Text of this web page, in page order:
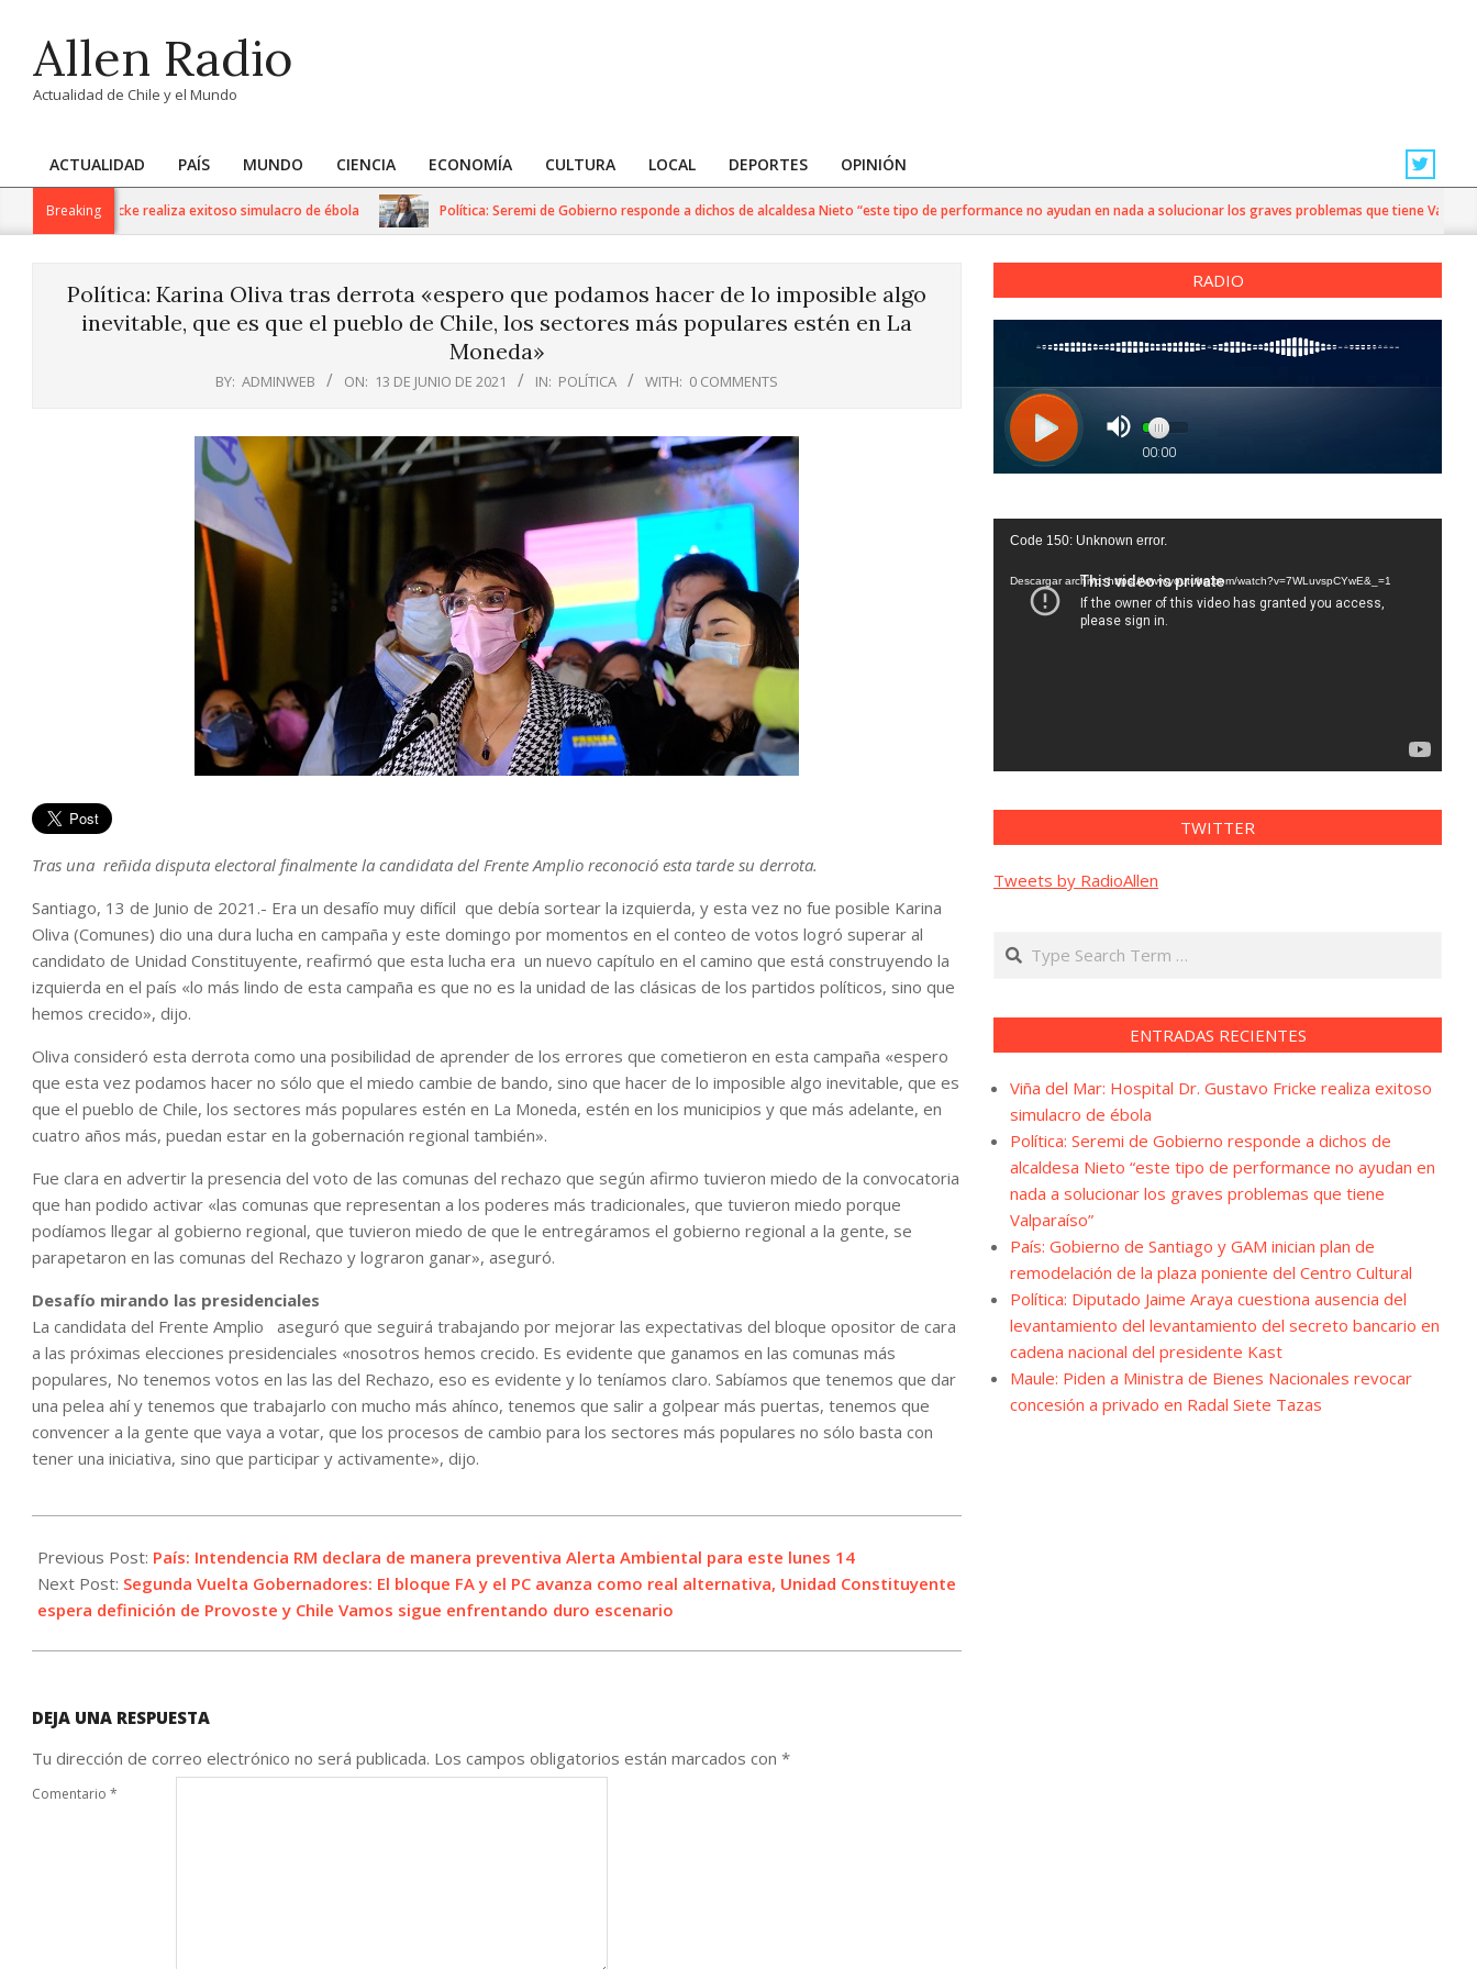
contentAllen Radio
Actualidad de Chile y el Mundo
Primary
Navigation
ACTUALIDAD PAÍS MUNDO CIENCIA ECONOMÍA CULTURA LOCAL DEPORTES OPINIÓN
Breaking
Gustavo Fricke realiza exitoso simulacro de ébola Política: Seremi de Gobierno responde a dichos de alcaldesa Nieto “este tipo de performance no ayudan en nada a solucionar los graves problemas que tiene Valparaíso”
Política: Karina Oliva tras derrota «espero que podamos hacer de lo imposible algo
inevitable, que es que el pueblo de Chile, los sectores más populares estén en La
Moneda»
BY: ADMINWEB ON: 13 DE JUNIO DE 2021 IN: POLÍTICA WITH: 0 COMMENTS
Tras una reñida disputa electoral finalmente la candidata del Frente Amplio reconoció esta tarde su derrota.
Santiago, 13 de Junio de 2021.- Era un desafío muy difícil que debía sortear la izquierda, y esta vez no fue posible Karina
Oliva (Comunes) dio una dura lucha en campaña y este domingo por momentos en el conteo de votos logró superar al
candidato de Unidad Constituyente, reafirmó que esta lucha era un nuevo capítulo en el camino que está construyendo la
izquierda en el país «lo más lindo de esta campaña es que no es la unidad de las clásicas de los partidos políticos, sino que
hemos crecido», dijo.
Oliva consideró esta derrota como una posibilidad de aprender de los errores que cometieron en esta campaña «espero
que esta vez podamos hacer no sólo que el miedo cambie de bando, sino que hacer de lo imposible algo inevitable, que es
que el pueblo de Chile, los sectores más populares estén en La Moneda, estén en los municipios y que más adelante, en
cuatro años más, puedan estar en la gobernación regional también».
Fue clara en advertir la presencia del voto de las comunas del rechazo que según afirmo tuvieron miedo de la convocatoria
que han podido activar «las comunas que representan a los poderes más tradicionales, que tuvieron miedo porque
podíamos llegar al gobierno regional, que tuvieron miedo de que le entregáramos el gobierno regional a la gente, se
parapetaron en las comunas del Rechazo y lograron ganar», aseguró.
Desafío mirando las presidenciales
La candidata del Frente Amplio aseguró que seguirá trabajando por mejorar las expectativas del bloque opositor de cara
a las próximas elecciones presidenciales «nosotros hemos crecido. Es evidente que ganamos en las comunas más
populares, No tenemos votos en las las del Rechazo, eso es evidente y lo teníamos claro. Sabíamos que tenemos que dar
una pelea ahí y tenemos que trabajarlo con mucho más ahínco, tenemos que salir a golpear más puertas, tenemos que
convencer a la gente que vaya a votar, que los procesos de cambio para los sectores más populares no sólo basta con
tener una iniciativa, sino que participar y activamente», dijo.
06-
13
Previous Post: País: Intendencia RM declara de manera preventiva Alerta Ambiental para este lunes 14
Next Post: Segunda Vuelta Gobernadores: El bloque FA y el PC avanza como real alternativa, Unidad Constituyente
espera definición de Provoste y Chile Vamos sigue enfrentando duro escenario
DEJA UNA RESPUESTA
Tu dirección de correo electrónico no será publicada. Los campos obligatorios están marcados con *
Comentario *
RADIO
Reproductor
vídeo
Code 150: Unknown error.
Descargar archivo: https://www.youtube.com/watch?v=7WLuvspCYwE&_=1
TWITTER
Tweets by RadioAllen
Search
ENTRADAS RECIENTES
Viña del Mar: Hospital Dr. Gustavo Fricke realiza exitoso
simulacro de ébola
Política: Seremi de Gobierno responde a dichos de
alcaldesa Nieto “este tipo de performance no ayudan en
nada a solucionar los graves problemas que tiene
Valparaíso”
País: Gobierno de Santiago y GAM inician plan de
remodelación de la plaza poniente del Centro Cultural
Política: Diputado Jaime Araya cuestiona ausencia del
levantamiento del levantamiento del secreto bancario en
cadena nacional del presidente Kast
Maule: Piden a Ministra de Bienes Nacionales revocar
concesión a privado en Radal Siete Tazas